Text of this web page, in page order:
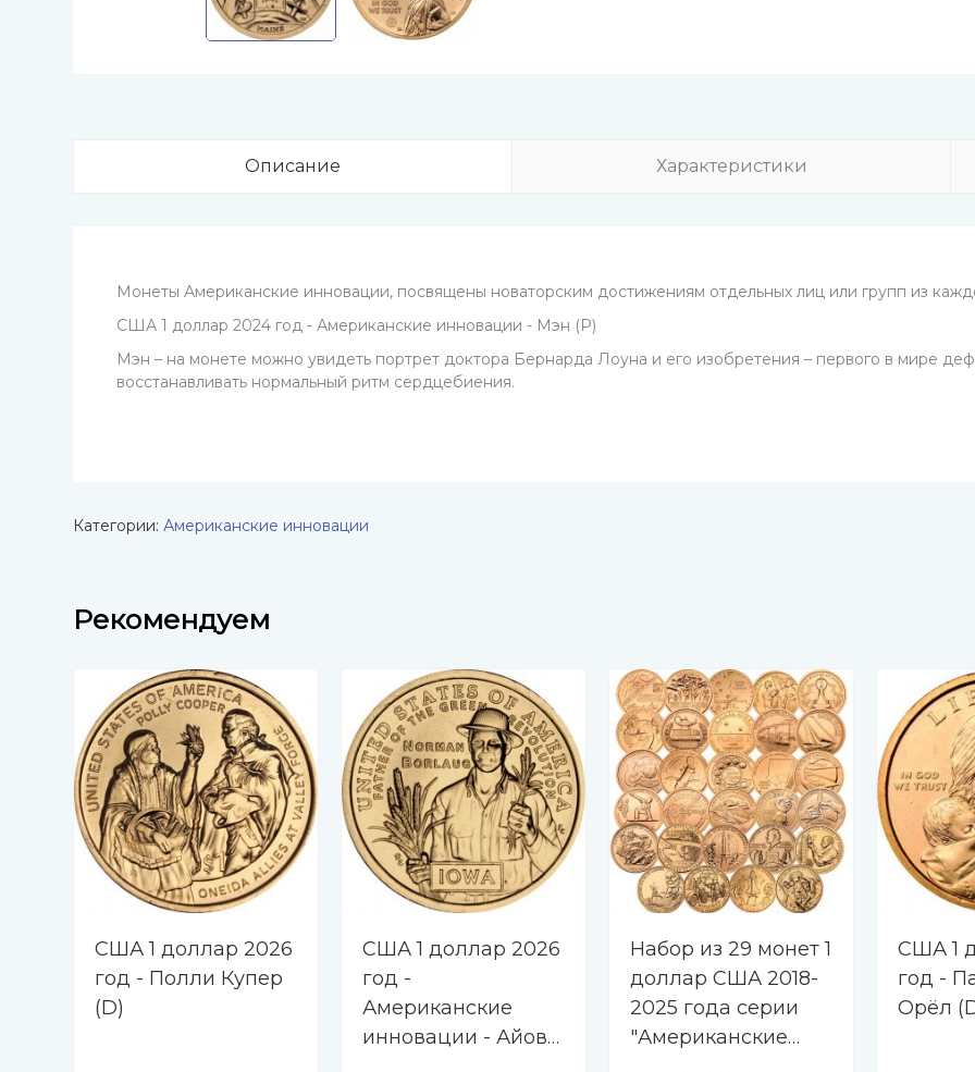
Описание
Монеты Американские инновации, посвящены новаторским достижениям отдельных лиц или групп из
США 1 доллар 2024 год - Американские инновации - Мэн (P)
Мэн – на монете можно увидеть портрет доктора Бернарда Лоуна и его изобретения – первого в мире
восстанавливать нормальный ритм сердцебиения.
Характеристики
Категории: Американские инновации
Рекомендуем
США 1 доллар 2026
год - Полли Купер
(D)
США 1 доллар 2026
год -
Американские
инновации - Айова.
Набор из 29 монет 1
доллар США 2018-
2025 года серии
"Американские
США 1
год -
Орёл